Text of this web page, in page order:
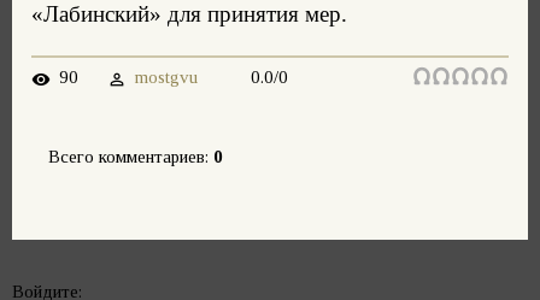
«Лабинский» для принятия мер.
90 mostgvu 0.0/0
Всего комментариев: 0
Войдите: